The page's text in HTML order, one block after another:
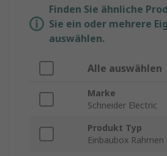
Finden Sie ähnliche
Sie ein oder mehrere
auswählen.
Alle auswählen
Marke
Schneider Electric
Produkt Typ
Einbaubox Rahmen